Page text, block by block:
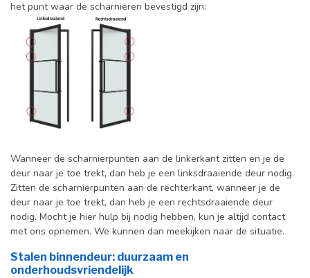
het punt waar de scharnieren bevestigd zijn:
Wanneer de scharnierpunten aan de linkerkant zitten en je de
deur naar je toe trekt, dan heb je een linksdraaiende deur nodig.
Zitten de scharnierpunten aan de rechterkant, wanneer je de
deur naar je toe trekt, dan heb je een rechtsdraaiende deur
nodig. Mocht je hier hulp bij nodig hebben, kun je altijd contact
met ons opnemen. We kunnen dan meekijken naar de situatie.
Stalen binnendeur: duurzaam en
onderhoudsvriendelijk